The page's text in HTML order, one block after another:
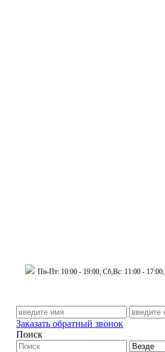
Пн-Пт: 10:00 - 19:00; Сб,Вс: 11:00 - 17:00;
Заказать обратный звонок
Поиск